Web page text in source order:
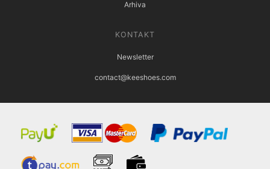
Arhiva
KONTAKT
Newsletter
contact@keeshoes.com